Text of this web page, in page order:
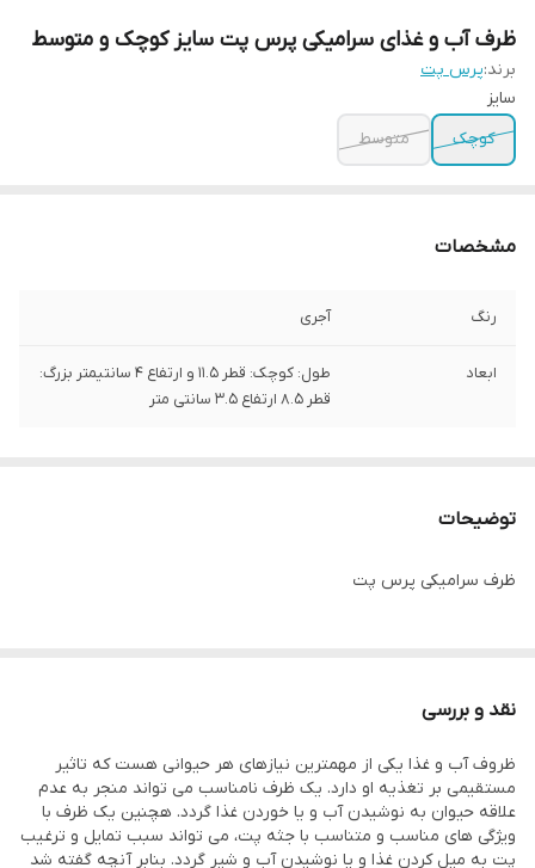
ظرف آب و غذای سرامیکی پرس پت سایز کوچک و متوسط
برند:پرس پت
سایز
کوچک
متوسط
مشخصات
رنگ آجری
ابعاد
طول: کوچک: قطر ۱۱.۵ و ارتفاع ۴ سانتیمتر بزرگ:
قطر ۸.۵ ارتفاع ۳.۵ سانتی متر
توضیحات
ظرف سرامیکی پرس پت
نقد و بررسی
ظروف آب و غذا یکی از مهمترین نیازهای هر حیوانی هست که تاثیر
مستقیمی بر تغذیه او دارد. یک ظرف نامناسب می تواند منجر به عدم
علاقه حیوان به نوشیدن آب و یا خوردن غذا گردد. هچنین یک ظرف با
ویژگی های مناسب و متناسب با جثه پت، می تواند سبب تمایل و ترغیب
پت به میل کردن غذا و یا نوشیدن آب و شیر گردد. بنابر آنچه گفته شد